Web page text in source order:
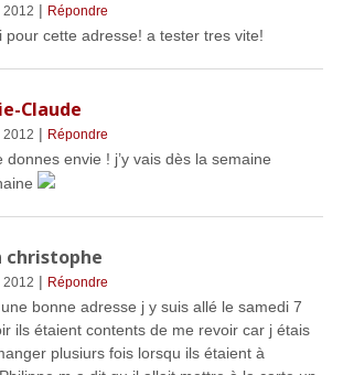
2012 | Répondre
pour cette adresse! a tester tres vite!
Claude
2012 | Répondre
donnes envie ! j’y vais dès la semaine
christophe
2012 | Répondre
bonne adresse j y suis allé le samedi 7
ils étaient contents de me revoir car j étais
plusiurs fois lorsqu ils étaient à